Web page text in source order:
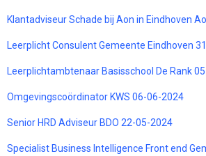
Klantadviseur Schade bij Aon in Eindhoven
Leerplicht Consulent Gemeente Eindhoven
Leerplichtambtenaar Basisschool De Rank
Omgevingscoördinator KWS 06-06-2024
Senior HRD Adviseur BDO 22-05-2024
Specialist Business Intelligence Front end